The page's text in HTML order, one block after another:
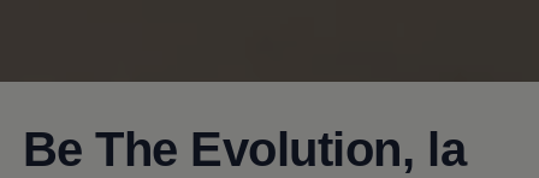
Be The Evolution, la